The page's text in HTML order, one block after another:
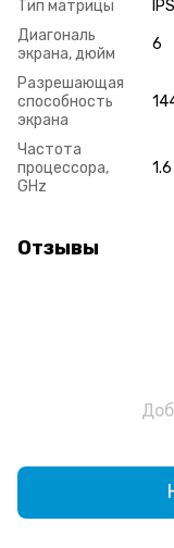
Тип матрицы
IPS
Диагональ
экрана, дюйм
6
Разрешающая
способность
экрана
Частота
процессора,
GHz
1.6
Отзывы